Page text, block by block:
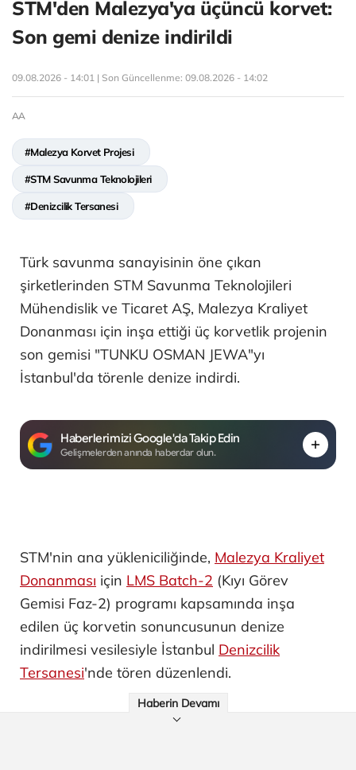
STM'den Malezya'ya üçüncü korvet:
Son gemi denize indirildi
09.08.2026 - 14:01 | Son Güncellenme: 09.08.2026 - 14:02
AA
#Malezya Korvet Projesi
#STM Savunma Teknolojileri
#Denizcilik Tersanesi
Türk savunma sanayisinin öne çıkan
şirketlerinden STM Savunma Teknolojileri
Mühendislik ve Ticaret AŞ, Malezya Kraliyet
Donanması için inşa ettiği üç korvetlik projenin
son gemisi "TUNKU OSMAN JEWA"yı
İstanbul'da törenle denize indirdi.
Haberlerimizi Google'da Takip Edin
Gelişmelerden anında haberdar olun.
STM'nin ana yükleniciliğinde, Malezya Kraliyet
Donanması için LMS Batch-2 (Kıyı Görev
Gemisi Faz-2) programı kapsamında inşa
edilen üç korvetin sonuncusunun denize
indirilmesi vesilesiyle İstanbul Denizcilik
Tersanesi'nde tören düzenlendi.
Haberin Devamı